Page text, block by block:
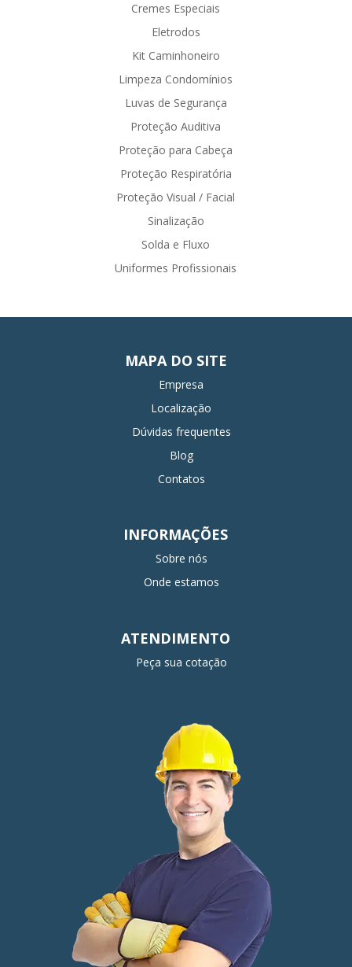
Cremes Especiais
Eletrodos
Kit Caminhoneiro
Limpeza Condomínios
Luvas de Segurança
Proteção Auditiva
Proteção para Cabeça
Proteção Respiratória
Proteção Visual / Facial
Sinalização
Solda e Fluxo
Uniformes Profissionais
MAPA DO SITE
Empresa
Localização
Dúvidas frequentes
Blog
Contatos
INFORMAÇÕES
Sobre nós
Onde estamos
ATENDIMENTO
Peça sua cotação